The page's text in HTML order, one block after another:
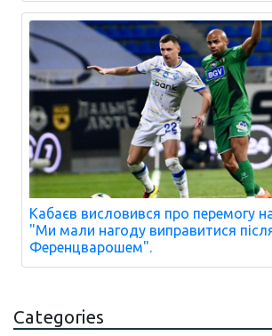
Кабаєв висловився про перемогу
"Ми мали нагоду виправитися
Ференцварошем".
Categories